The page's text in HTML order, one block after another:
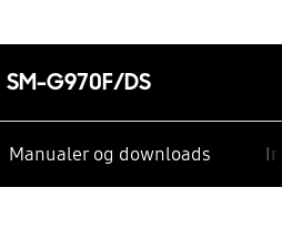
SM-G970F/DS
Manualer og downloads